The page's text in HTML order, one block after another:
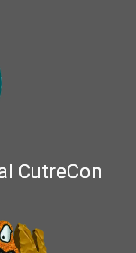
CutreCon